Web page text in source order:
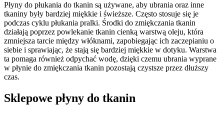
Płyny do płukania do tkanin są używane, aby ubrania oraz inne
tkaniny były bardziej miękkie i świeższe. Często stosuje się je
podczas cyklu płukania pralki. Środki do zmiękczania tkanin
działają poprzez powlekanie tkanin cienką warstwą oleju, która
zmniejsza tarcie między włóknami, zapobiegając ich zaczepianiu o
siebie i sprawiając, że stają się bardziej miękkie w dotyku. Warstwa
ta pomaga również odpychać wodę, dzięki czemu ubrania wyprane
w płynie do zmiękczania tkanin pozostają czystsze przez dłuższy
czas.
Sklepowe płyny do tkanin